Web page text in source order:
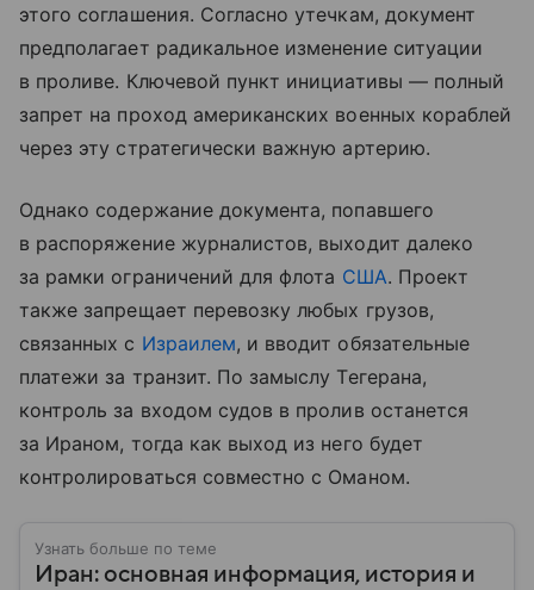
этого соглашения. Согласно утечкам, документ
предполагает радикальное изменение ситуации
в проливе. Ключевой пункт инициативы — полный
запрет на проход американских военных кораблей
через эту стратегически важную артерию.
Однако содержание документа, попавшего
в распоряжение журналистов, выходит далеко
за рамки ограничений для флота США. Проект
также запрещает перевозку любых грузов,
связанных с Израилем, и вводит обязательные
платежи за транзит. По замыслу Тегерана,
контроль за входом судов в пролив останется
за Ираном, тогда как выход из него будет
контролироваться совместно с Оманом.
Узнать больше по теме
Иран: основная информация, история и